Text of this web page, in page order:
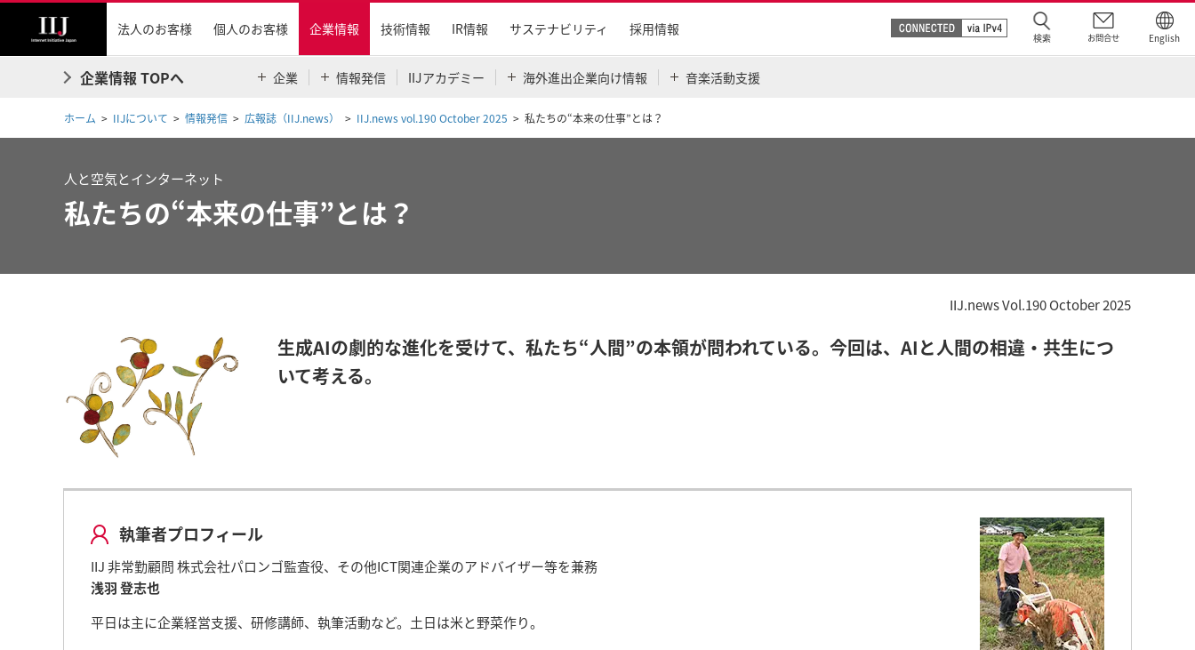
法人のお客様 個人のお客様 企業情報 技術情報 IR情報 サステナビリティ 採用情報
検索 お問合せ English
企業情報 TOPへ 企業 情報発信 IIJアカデミー 海外進出企業向け情報 音楽活動支援
ホーム IIJについて 情報発信 広報誌（IIJ.news） IIJ.news vol.190 October 2025 私たちの“本来の仕事”とは？
人と空気とインターネット
私たちの“本来の仕事”とは？
IIJ.news Vol.190 October 2025
生成AIの劇的な進化を受けて、私たち“人間”の本領が問われている。今回は、AIと人間の相違・共生につ
いて考える。
執筆者プロフィール
IIJ 非常勤顧問 株式会社パロンゴ監査役、その他ICT関連企業のアドバイザー等を兼務
浅羽 登志也
平日は主に企業経営支援、研修講師、執筆活動など。土日は米と野菜作り。